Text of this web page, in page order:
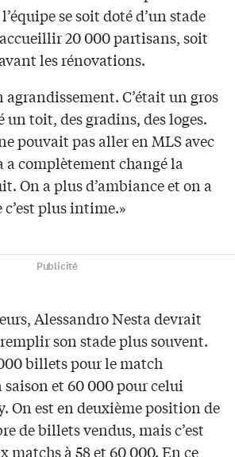
se soit doté d’un stade
20 000 partisans, soit
les rénovations.
agrandissement. C’était un gros
un toit, des gradins, des loges.
pouvait pas aller en MLS avec
a complètement changé la
On a plus d’ambiance et on a
plus intime.»
Publicité
Alessandro Nesta devrait
son stade plus souvent.
billets pour le match
saison et 60 000 pour celui
On est en deuxième position de
de billets vendus, mais c’est
matchs à 58 et 60 000. En ce